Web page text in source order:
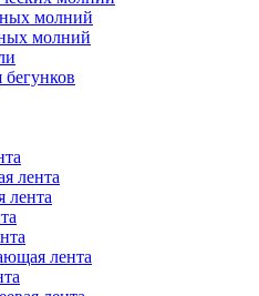
молний
молний
лента
лента
лента